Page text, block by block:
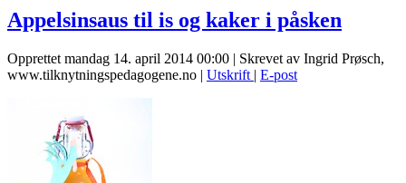
Appelsinsaus til is og kaker i påsken
Opprettet mandag 14. april 2014 00:00 | Skrevet av Ingrid Prøsch,
www.tilknytningspedagogene.no | Utskrift | E-post